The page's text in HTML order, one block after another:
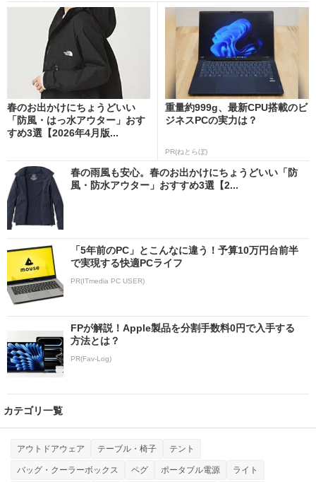
春のお出かけにちょうどいい
「防風・はっ水アウター」おす
すめ3選【2026年4月版...
重量約999g、最新CPU搭載のビ
ジネスPCの実力は？
PR(ねとらぼ)
春の雨風も安心。春のお出かけにちょうどいい「防
風・防水アウター」おすすめ3選【2...
「5年前のPC」とこんなに違う！予算10万円台前半
で実現する快適PCライフ
PR(ITmedia PC USER)
FPが解説！Apple製品を分割手数料0円で入手する
方法とは？
PR(Fav-Log)
カテゴリ一覧
アウトドアウェア テーブル・椅子 テント
バッグ・クーラーボックス ペグ ポータブル電源 ライト